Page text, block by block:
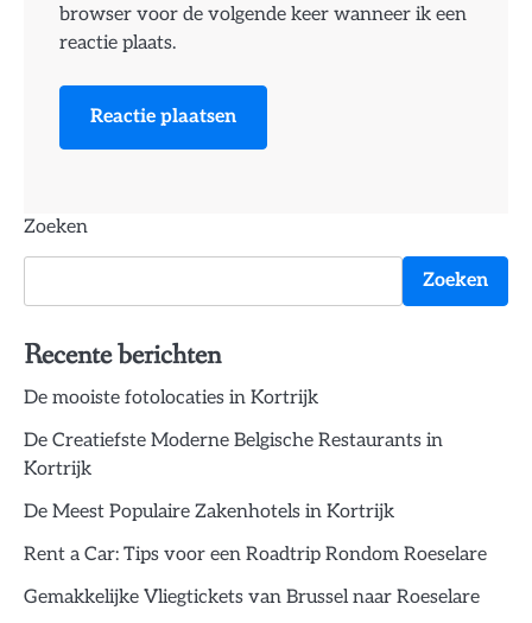
browser voor de volgende keer wanneer ik een
reactie plaats.
Zoeken
Zoeken
Recente berichten
De mooiste fotolocaties in Kortrijk
De Creatiefste Moderne Belgische Restaurants in
Kortrijk
De Meest Populaire Zakenhotels in Kortrijk
Rent a Car: Tips voor een Roadtrip Rondom Roeselare
Gemakkelijke Vliegtickets van Brussel naar Roeselare